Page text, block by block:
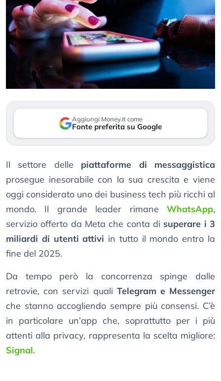
Aggiungi Money.it come
Fonte preferita su Google
Il settore delle piattaforme di messaggistica
prosegue inesorabile con la sua crescita e viene
oggi considerato uno dei business tech più ricchi al
mondo. Il grande leader rimane WhatsApp,
servizio offerto da Meta che conta di superare i 3
miliardi di utenti attivi in tutto il mondo entro la
fine del 2025.
Da tempo però la concorrenza spinge dalle
retrovie, con servizi quali Telegram e Messenger
che stanno accogliendo sempre più consensi. C’è
in particolare un’app che, soprattutto per i più
attenti alla privacy, rappresenta la scelta migliore:
Signal.